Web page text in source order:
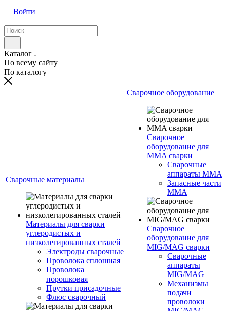
Войти
Каталог
По всему сайту
По каталогу
Сварочные материалы
Материалы для сварки
углеродистых и
низколегированных сталей
Электроды сварочные
Проволока сплошная
Проволока
порошковая
Прутки присадочные
Флюс сварочный
Сварочное оборудование
Сварочное
оборудование для
MMA сварки
Сварочные
аппараты MMA
Запасные части
MMA
Сварочное
оборудование для
MIG/MAG сварки
Сварочные
аппараты
MIG/MAG
Механизмы
подачи
проволоки